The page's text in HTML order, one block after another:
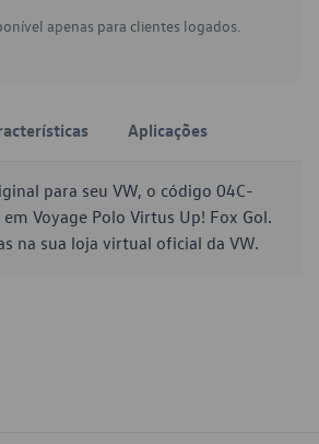
apenas para clientes logados.
Aplicações
para seu VW, o código 04C-
Voyage Polo Virtus Up! Fox Gol.
na sua loja virtual oficial da VW.